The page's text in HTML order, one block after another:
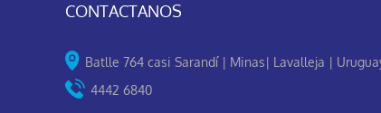
CONTACTANOS
Batlle 764 casi Sarandí | Minas| Lavalleja |
4442 6840